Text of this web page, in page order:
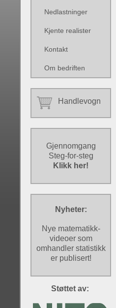
Nedlastninger
Kjente realister
Kontakt
Om bedriften
Handlevogn
Gjennomgang
Steg-for-steg
Klikk her!
Nyheter:
Nye matematikk-
videoer som
omhandler statistikk
er publisert!
Støttet av: